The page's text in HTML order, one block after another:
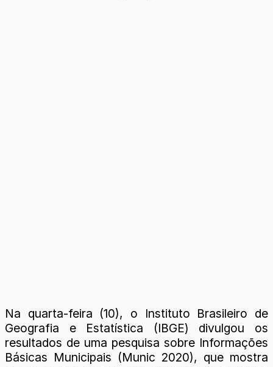
Na quarta-feira (10), o Instituto Brasileiro de
Geografia e Estatística (IBGE) divulgou os
resultados de uma pesquisa sobre Informações
Básicas Municipais (Munic 2020), que mostra